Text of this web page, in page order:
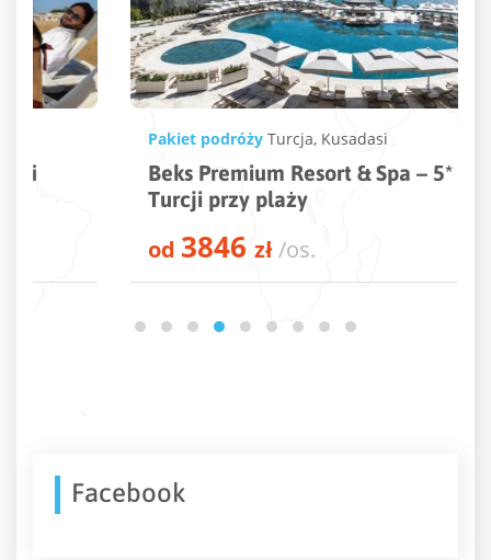
Pakiet podróży Turcja,Kusadasi
Beks Premium Resort & Spa – 5* hotel w
Turcji przy plaży
3846zł/os.
Facebook